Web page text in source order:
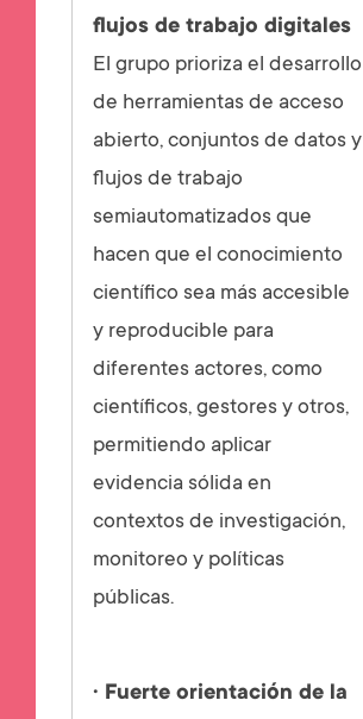
flujos de trabajo digitales
El grupo prioriza el desarrollo
de herramientas de acceso
abierto, conjuntos de datos y
flujos de trabajo
semiautomatizados que
hacen que el conocimiento
científico sea más accesible
y reproducible para
diferentes actores, como
científicos, gestores y otros,
permitiendo aplicar
evidencia sólida en
contextos de investigación,
monitoreo y políticas
públicas.
· Fuerte orientación de la